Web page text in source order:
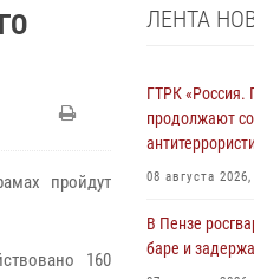
пройдут
160
ЛЕНТА
ГТРК «Россия.
продолжают
08 августа
В Пензе
баре и